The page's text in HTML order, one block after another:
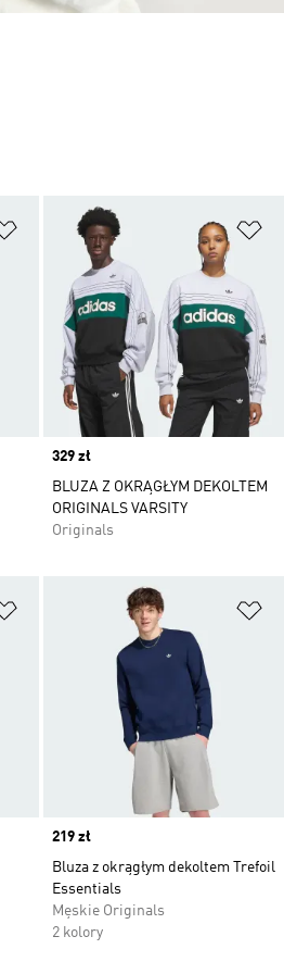
Dodaj do listy życzeń
Price
329 zł
BLUZA Z OKRĄGŁYM DEKOLTEM
ORIGINALS VARSITY
Originals
Dodaj do listy życzeń
Price
219 zł
Bluza z okrągłym dekoltem Trefoil
Essentials
Męskie Originals
2 kolory